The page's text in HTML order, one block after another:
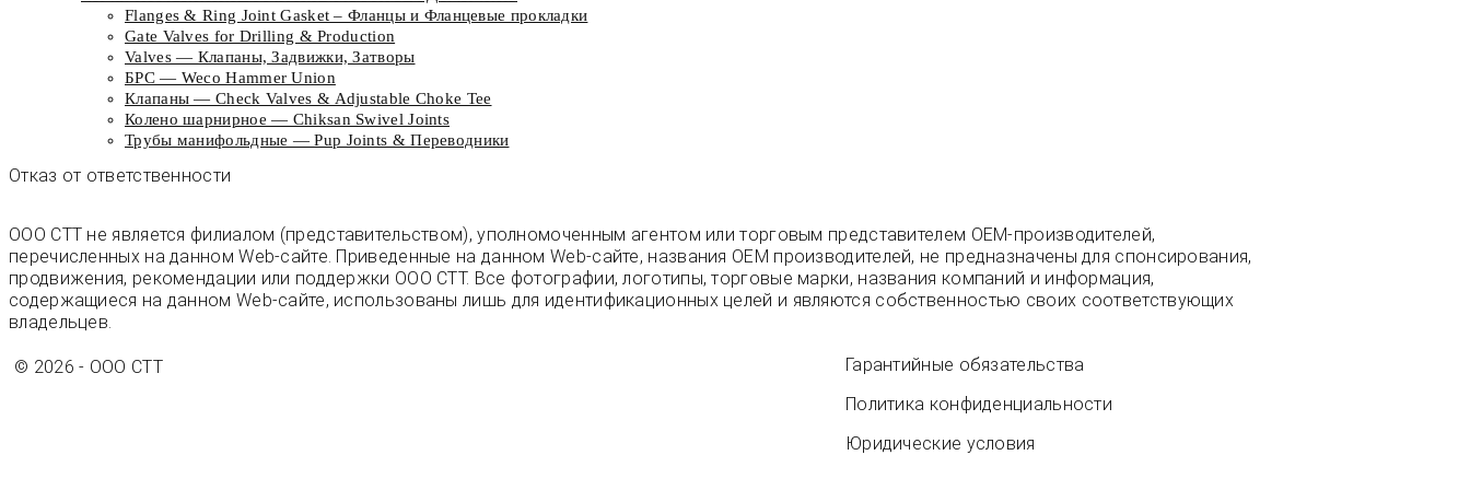
Flanges & Ring Joint Gasket – Фланцы и Фланцевые прокладки
Gate Valves for Drilling & Production
Valves — Клапаны, Задвижки, Затворы
БРС — Weco Hammer Union
Клапаны — Check Valves & Adjustable Choke Tee
Колено шарнирное — Chiksan Swivel Joints
Трубы манифольдные — Pup Joints & Переводники
Отказ от ответственности
ООО СТТ не является филиалом (представительством), уполномоченным агентом или торговым представителем OEM-производителей,
перечисленных на данном Web-сайте. Приведенные на данном Web-сайте, названия OEM производителей, не предназначены для спонсирования,
продвижения, рекомендации или поддержки ООО СТТ. Все фотографии, логотипы, торговые марки, названия компаний и информация,
содержащиеся на данном Web-сайте, использованы лишь для идентификационных целей и являются собственностью своих соответствующих
владельцев.
© 2026 - OOO CTT
Гарантийные обязательства
Политика конфиденциальности
Юридические условия